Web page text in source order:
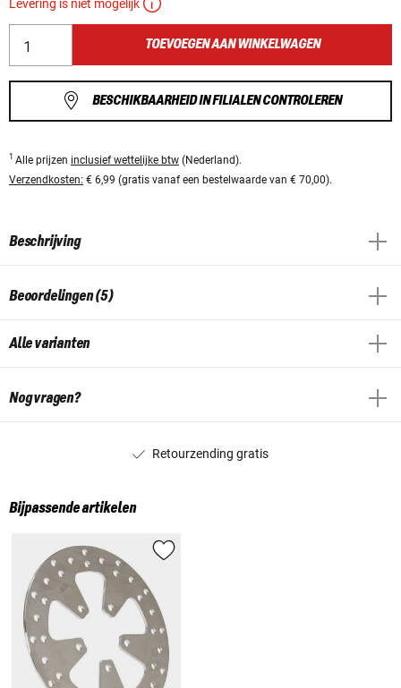
Levering is niet mogelijk
TOEVOEGEN AAN WINKELWAGEN
BESCHIKBAARHEID IN FILIALEN CONTROLEREN
1 Alle prijzen inclusief wettelijke btw (Nederland).
Verzendkosten: € 6,99 (gratis vanaf een bestelwaarde van € 70,00).
Beschrijving
Beoordelingen (5)
Alle varianten
Nog vragen?
Retourzending gratis
Bijpassende artikelen